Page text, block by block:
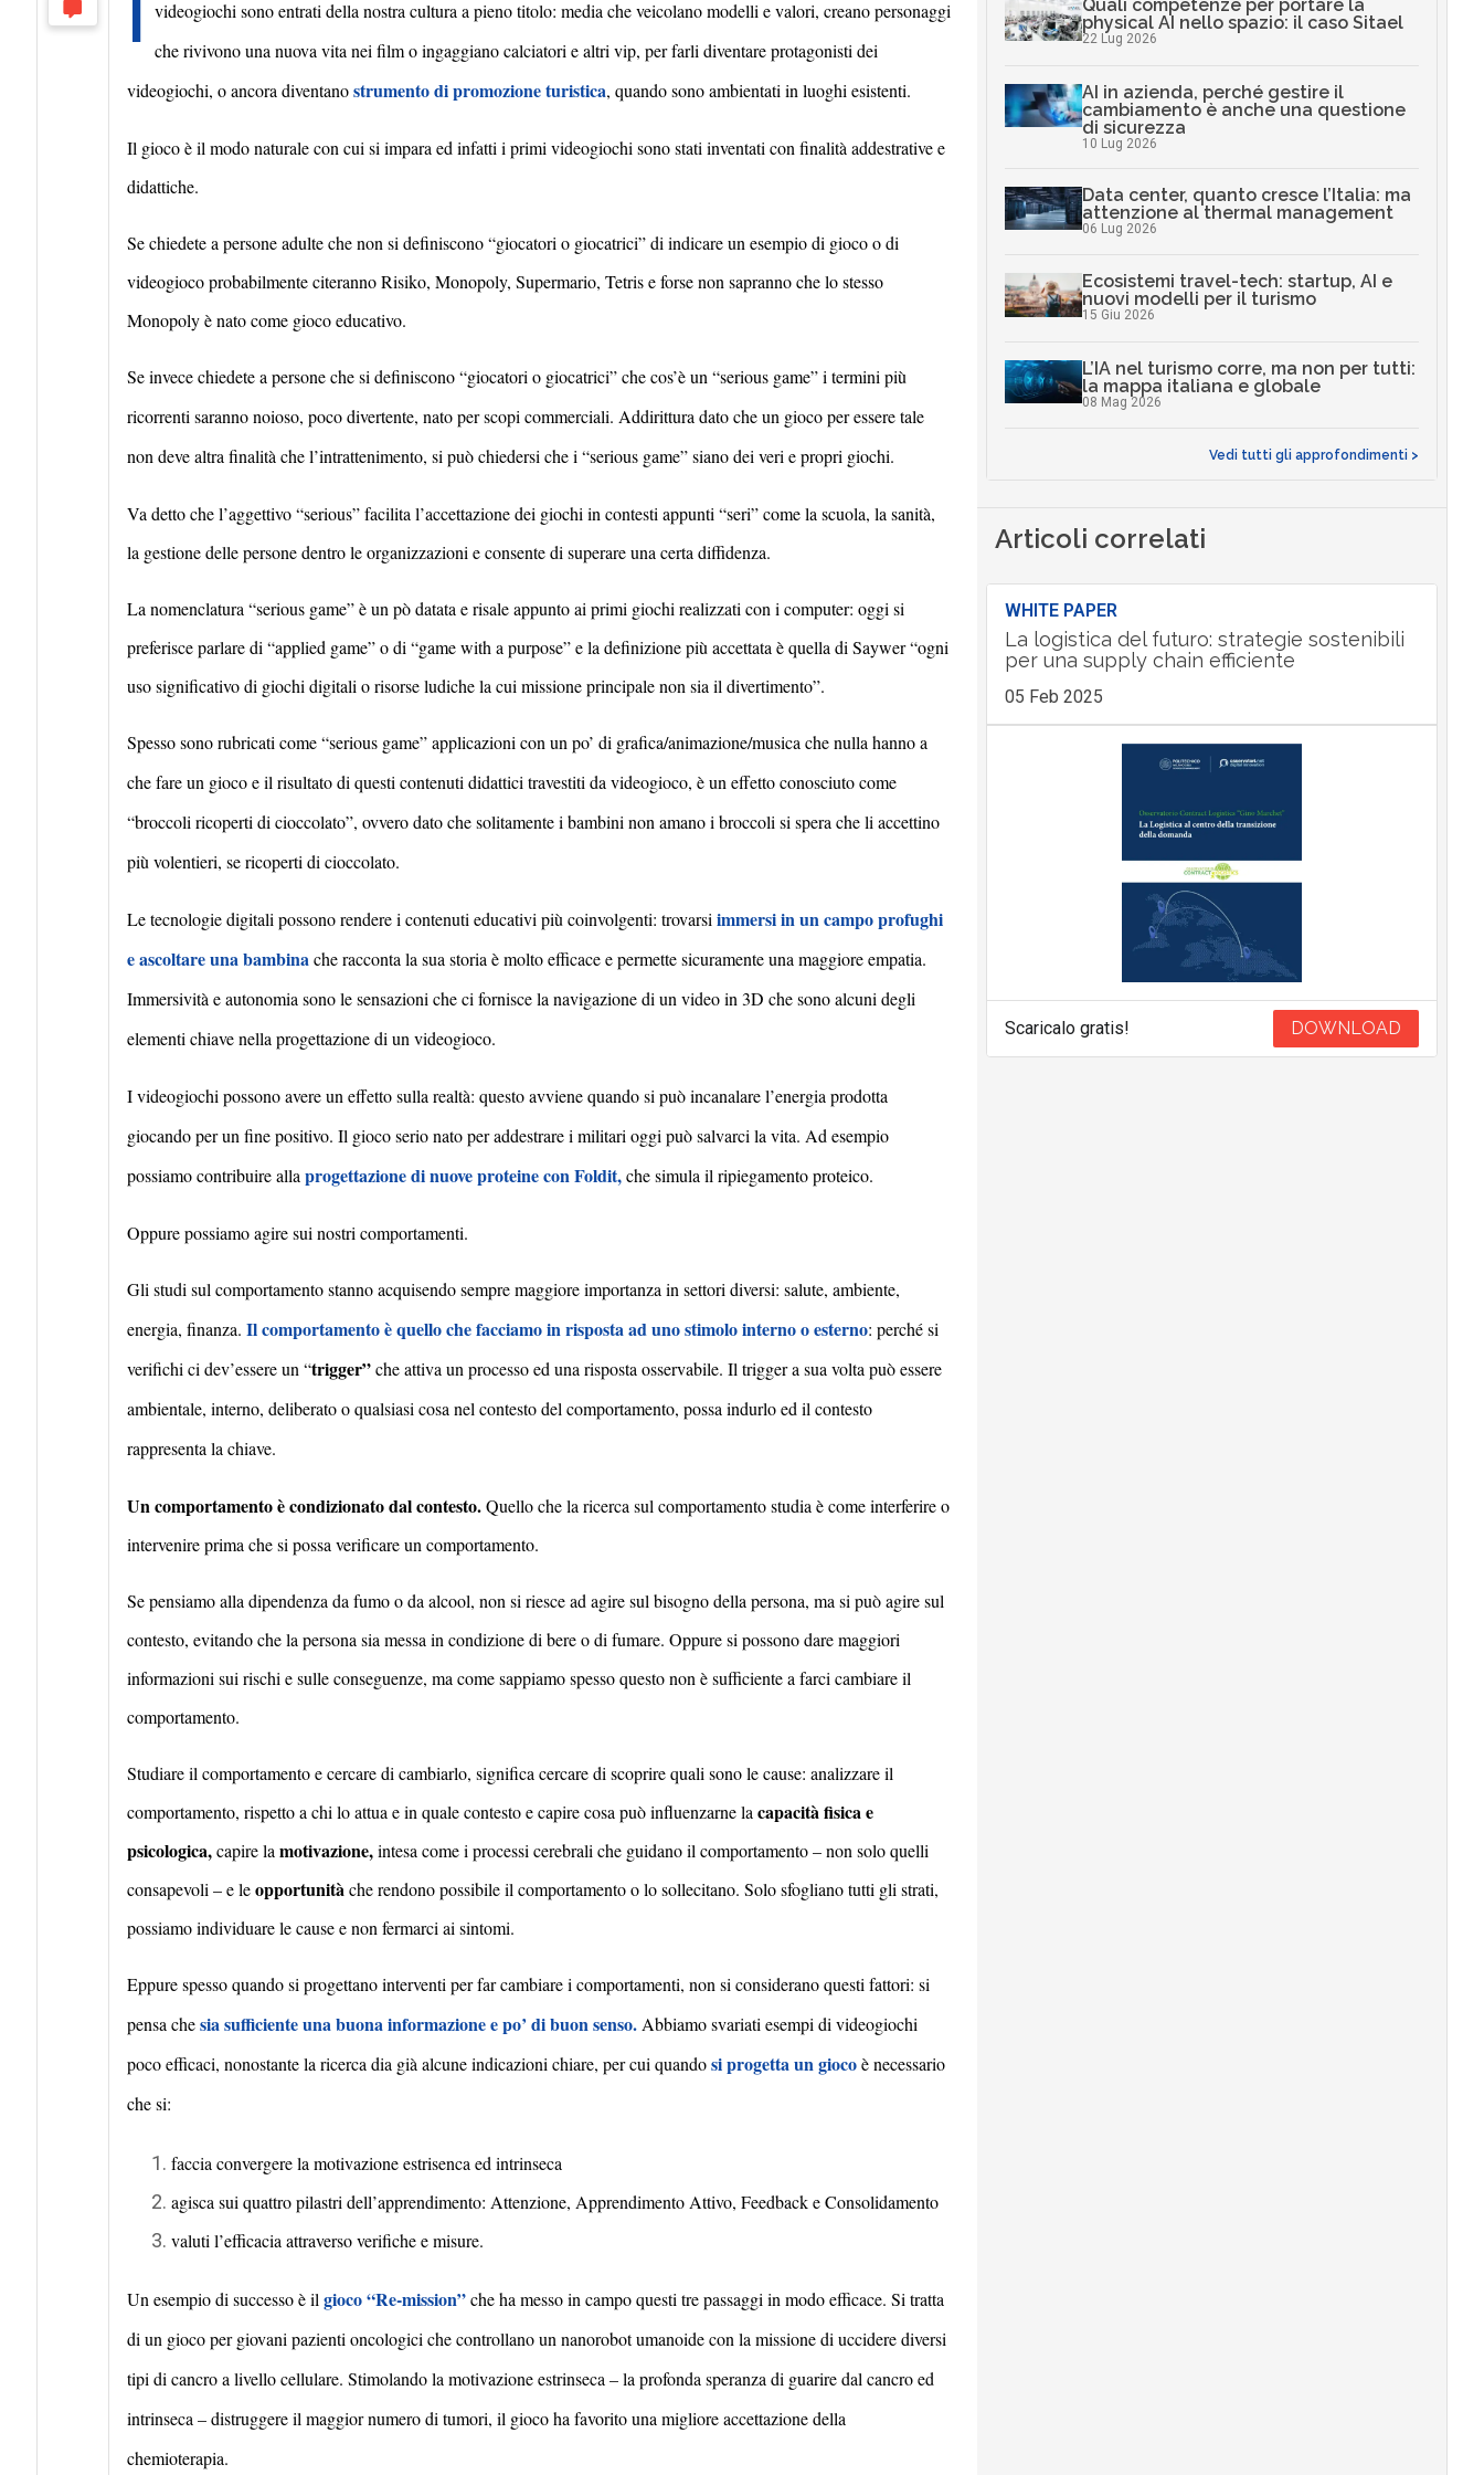
videogiochi sono entrati della nostra cultura a pieno titolo: media che veicolano modelli e valori, creano personaggi
che rivivono una nuova vita nei film o ingaggiano calciatori e altri vip, per farli diventare protagonisti dei
videogiochi, o ancora diventanostrumento di promozione turistica, quando sono ambientati in luoghi esistenti.
Il gioco è il modo naturale con cui si impara ed infatti i primi videogiochi sono stati inventati con finalità addestrative e
didattiche.
Se chiedete a persone adulte che non si definiscono “giocatori o giocatrici” di indicare un esempio di gioco o di
videogioco probabilmente citeranno Risiko, Monopoly, Supermario, Tetris e forse non sapranno che lo stesso
Monopoly è nato come gioco educativo.
Se invece chiedete a persone che si definiscono “giocatori o giocatrici” che cos’è un “serious game” i termini più
ricorrenti saranno noioso, poco divertente, nato per scopi commerciali. Addirittura dato che un gioco per essere tale
non deve altra finalità che l’intrattenimento, si può chiedersi che i “serious game”siano dei veri e propri giochi.
Va detto che l’aggettivo “serious” facilita l’accettazione dei giochi in contesti appunti “seri” come la scuola, la sanità,
la gestione delle persone dentro le organizzazioni e consente di superare una certa diffidenza.
La nomenclatura “serious game” èun pò datata e risale appunto ai primi giochi realizzati con i computer: oggi si
preferisce parlare di “applied game”o di “game with a purpose” e la definizione più accettata è quella di Saywer “ogni
uso significativo di giochi digitali o risorse ludiche la cui missione principale non sia il divertimento”.
Spesso sono rubricati come “serious game” applicazioni con un po’ di grafica/animazione/musica che nulla hanno a
che fare un gioco e il risultato di questi contenuti didattici travestiti da videogioco, è un effetto conosciuto come
“broccoli ricoperti di cioccolato”, ovvero dato che solitamente i bambini non amano i broccoli si spera che li accettino
più volentieri, se ricoperti di cioccolato.
Le tecnologie digitali possono rendere i contenuti educativi più coinvolgenti: trovarsi immersi in un campo profughi
e ascoltare una bambinache racconta la sua storia è molto efficace e permette sicuramente una maggiore empatia.
Immersività e autonomia sono le sensazioni che ci fornisce la navigazione di un video in 3D che sono alcuni degli
elementi chiave nella progettazione di un videogioco.
I videogiochi possono avere un effetto sulla realtà: questo avviene quando si può incanalare l’energia prodotta
giocando per un fine positivo. Il gioco serio nato per addestrare i militari oggi può salvarci la vita. Ad esempio
possiamo contribuire alla progettazione di nuove proteine con Foldit,che simula il ripiegamento proteico.
Oppure possiamo agire sui nostri comportamenti.
Gli studi sul comportamento stanno acquisendo sempre maggiore importanza in settori diversi: salute, ambiente,
energia, finanza. Il comportamento è quello che facciamo in risposta ad uno stimolo interno o esterno: perchési
verifichi ci dev’essere un “trigger”che attiva un processo ed una risposta osservabile. Il trigger a sua volta può essere
ambientale, interno, deliberato o qualsiasi cosa nel contesto del comportamento, possa indurlo ed il contesto
rappresenta la chiave.
Un comportamento è condizionato dal contesto.Quello che la ricerca sul comportamento studia è come interferire o
intervenire prima che si possa verificare un comportamento.
Se pensiamo alla dipendenza da fumo o da alcool, non si riesce ad agire sul bisogno della persona, ma si può agire sul
contesto, evitando che la persona sia messa in condizione di bere o di fumare. Oppure si possono dare maggiori
informazioni sui rischi e sulle conseguenze, ma come sappiamo spesso questo non è sufficiente a farci cambiare il
comportamento.
Studiare il comportamento e cercare di cambiarlo, significa cercare di scoprire quali sono le cause: analizzare il
comportamento, rispetto a chi lo attua e in quale contesto e capire cosa può influenzarne la capacitàfisica e
psicologica,capire la motivazione,intesa come i processi cerebrali che guidano il comportamento – non solo quelli
consapevoli – e leopportunitàche rendono possibile il comportamento o lo sollecitano. Solo sfogliano tutti gli strati,
possiamo individuare le cause e non fermarci ai sintomi.
Eppure spesso quando si progettano interventi per far cambiare i comportamenti, non si considerano questi fattori: si
pensa chesia sufficiente una buona informazione e po’ di buon senso.Abbiamo svariati esempi di videogiochi
poco efficaci, nonostante la ricerca dia già alcune indicazioni chiare, per cui quandosi progetta un giocoè necessario
che si:
faccia convergere la motivazione estrisenca ed intrinseca
agisca sui quattro pilastri dell’apprendimento: Attenzione, Apprendimento Attivo, Feedback e Consolidamento
valuti l’efficacia attraverso verifiche e misure.
Un esempio di successo è il gioco “Re-mission”che ha messo in campo questi tre passaggi in modo efficace. Si tratta
di un gioco per giovani pazienti oncologici che controllano un nanorobot umanoide con la missione di uccidere diversi
tipi di cancro a livello cellulare. Stimolando la motivazione estrinseca – la profonda speranza di guarire dal cancro ed
intrinseca – distruggere il maggior numero di tumori, il gioco ha favorito una migliore accettazione della
chemioterapia.
Quali competenze per portare la
physical AI nello spazio: il caso Sitael
22 Lug 2026
AI in azienda, perché gestire il
cambiamento è anche una questione
di sicurezza
10 Lug 2026
Data center, quanto cresce l’Italia: ma
attenzione al thermal management
06 Lug 2026
Ecosistemi travel-tech: startup, AI e
nuovi modelli per il turismo
15 Giu 2026
L’IA nel turismo corre, ma non per tutti:
la mappa italiana e globale
08 Mag 2026
Vedi tutti gli approfondimenti >
Articoli correlati
WHITE PAPER
La logistica del futuro: strategie sostenibili
per una supply chain efficiente
05 Feb 2025
Scaricalo gratis! DOWNLOAD